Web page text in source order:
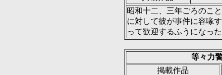
昭和十二、三年ごろのこ
に対して彼が事件に容喙
って歓迎するふうになっ
等々力
掲載作品